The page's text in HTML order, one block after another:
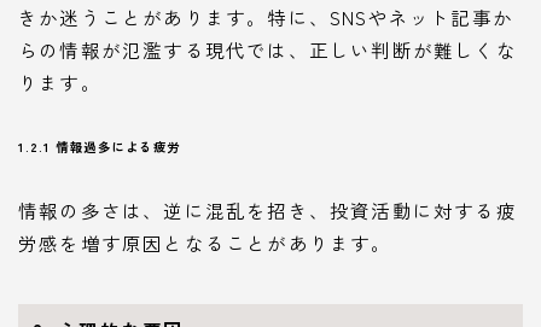
きか迷うことがあります。特に、SNSやネット記事か
らの情報が氾濫する現代では、正しい判断が難しくな
ります。
1.2.1 情報過多による疲労
情報の多さは、逆に混乱を招き、投資活動に対する疲
労感を増す原因となることがあります。